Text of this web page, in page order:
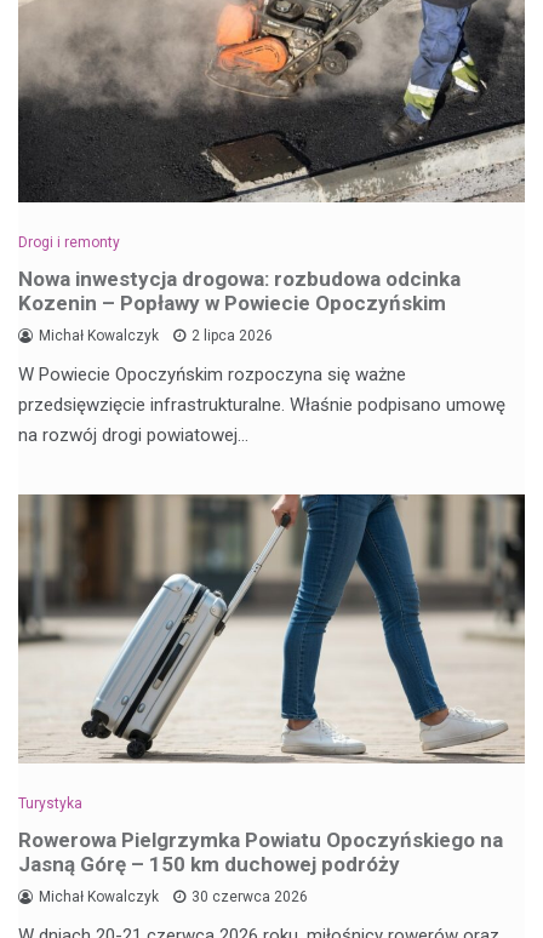
Drogi i remonty
Nowa inwestycja drogowa: rozbudowa odcinka
Kozenin – Popławy w Powiecie Opoczyńskim
Michał Kowalczyk 2 lipca 2026
W Powiecie Opoczyńskim rozpoczyna się ważne
przedsięwzięcie infrastrukturalne. Właśnie podpisano umowę
na rozwój drogi powiatowej…
Turystyka
Rowerowa Pielgrzymka Powiatu Opoczyńskiego na
Jasną Górę – 150 km duchowej podróży
Michał Kowalczyk 30 czerwca 2026